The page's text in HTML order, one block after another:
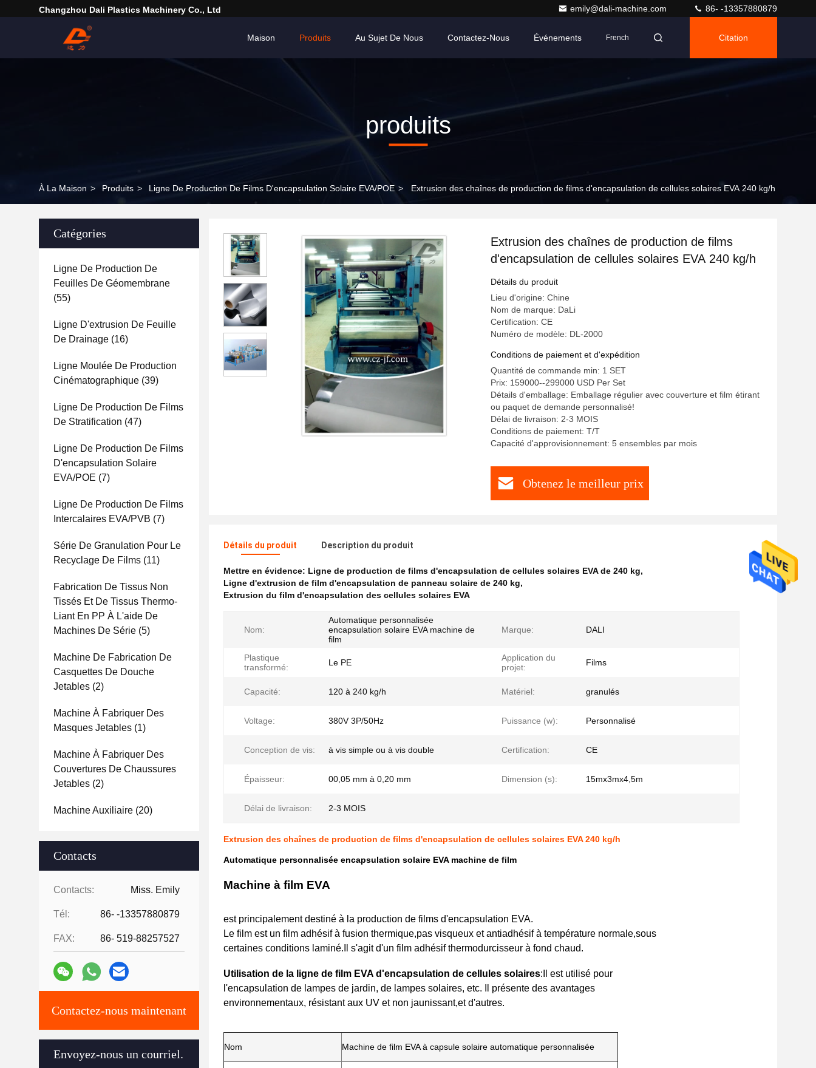
Changzhou Dali Plastics Machinery Co., Ltd emily@dali-machine.com 86- -13357880879
Maison Produits Au Sujet De Nous Contactez-Nous Événements French Citation
produits
À La Maison > Produits > Ligne De Production De Films D'encapsulation Solaire EVA/POE > Extrusion des chaînes de production de films d'encapsulation de cellules solaires EVA 240 kg/h
Catégories
Ligne De Production De
Feuilles De Géomembrane
(55)
Ligne D'extrusion De Feuille
De Drainage (16)
Ligne Moulée De Production
Cinématographique (39)
Ligne De Production De Films
De Stratification (47)
Ligne De Production De Films
D'encapsulation Solaire
EVA/POE (7)
Ligne De Production De Films
Intercalaires EVA/PVB (7)
Série De Granulation Pour Le
Recyclage De Films (11)
Fabrication De Tissus Non
Tissés Et De Tissus Thermo-
Liant En PP À L'aide De
Machines De Série (5)
Machine De Fabrication De
Casquettes De Douche
Jetables (2)
Machine À Fabriquer Des
Masques Jetables (1)
Machine À Fabriquer Des
Couvertures De Chaussures
Jetables (2)
Machine Auxiliaire (20)
Contacts
Contacts: Miss. Emily
Tél: 86- -13357880879
FAX: 86- 519-88257527
Contactez-nous maintenant
Envoyez-nous un courriel.
Extrusion des chaînes de production de films
d'encapsulation de cellules solaires EVA 240 kg/h
Détails du produit
Lieu d'origine: Chine
Nom de marque: DaLi
Certification: CE
Numéro de modèle: DL-2000
Conditions de paiement et d'expédition
Quantité de commande min: 1 SET
Prix: 159000--299000 USD Per Set
Détails d'emballage: Emballage régulier avec couverture et film étirant
ou paquet de demande personnalisé!
Délai de livraison: 2-3 MOIS
Conditions de paiement: T/T
Capacité d'approvisionnement: 5 ensembles par mois
Obtenez le meilleur prix
Détails du produit Description du produit
Mettre en évidence: Ligne de production de films d'encapsulation de cellules solaires EVA de 240 kg,
Ligne d'extrusion de film d'encapsulation de panneau solaire de 240 kg,
Extrusion du film d'encapsulation des cellules solaires EVA
Nom:
Automatique personnalisée
encapsulation solaire EVA machine de
film
Marque: DALI
Plastique
transformé:
Le PE
Application du
projet:
Films
Capacité: 120 à 240 kg/h Matériel: granulés
Voltage: 380V 3P/50Hz Puissance (w): Personnalisé
Conception de vis: à vis simple ou à vis double Certification: CE
Épaisseur: 00,05 mm à 0,20 mm Dimension (s): 15mx3mx4,5m
Délai de livraison: 2-3 MOIS
Extrusion des chaînes de production de films d'encapsulation de cellules solaires EVA 240 kg/h
Automatique personnalisée encapsulation solaire EVA machine de film
Machine à film EVA
est principalement destiné à la production de films d'encapsulation EVA.
Le film est un film adhésif à fusion thermique,pas visqueux et antiadhésif à température normale,sous
certaines conditions laminé.Il s'agit d'un film adhésif thermodurcisseur à fond chaud.
Utilisation de la ligne de film EVA d'encapsulation de cellules solaires:Il est utilisé pour
l'encapsulation de lampes de jardin, de lampes solaires, etc. Il présente des avantages
environnementaux, résistant aux UV et non jaunissant,et d'autres.
Nom Machine de film EVA à capsule solaire automatique personnalisée